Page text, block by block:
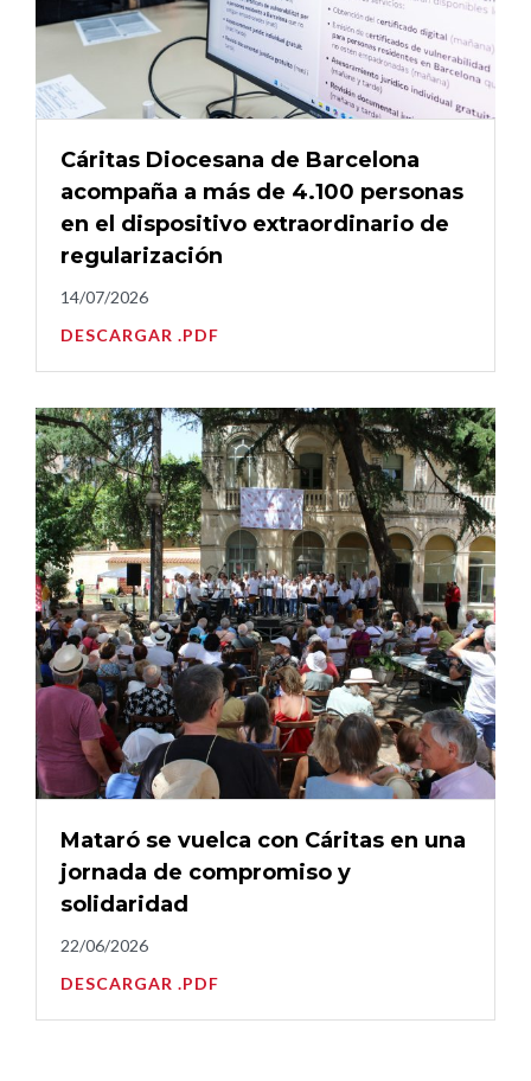
Cáritas Diocesana de Barcelona
acompaña a más de 4.100 personas
en el dispositivo extraordinario de
regularización
14/07/2026
DESCARGAR .PDF
Mataró se vuelca con Cáritas en una
jornada de compromiso y
solidaridad
22/06/2026
DESCARGAR .PDF